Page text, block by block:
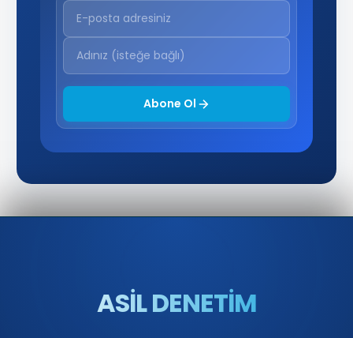
Abone Ol
ASİL DENETİM